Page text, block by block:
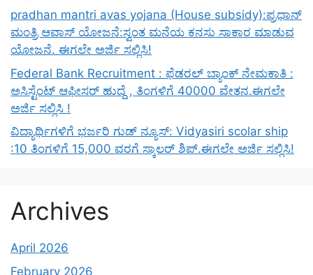
pradhan mantri avas yojana (House subsidy):ಪ್ರಧಾನ್
ಮಂತ್ರಿ ಆವಾಸ್ ಯೋಜನೆ:ಸ್ವಂತ ಮನೆಯ ಕನಸು ಸಾಕಾರ ಮಾಡುವ
ಯೋಜನೆ. ಈಗಲೇ ಅರ್ಜಿ ಸಲ್ಲಿಸಿ!
Federal Bank Recruitment : ಫೆಡರಲ್ ಬ್ಯಾಂಕ್ ನೇಮಕಾತಿ :
ಅಸಿಸ್ಟೆಂಟ್ ಆಫೀಸರ್ ಹುದ್ದೆ , ತಿಂಗಳಿಗೆ 40000 ವೇತನ.ಈಗಲೇ
ಅರ್ಜಿ ಸಲ್ಲಿಸಿ !
ವಿದ್ಯಾರ್ಥಿಗಳಿಗೆ ಭರ್ಜರಿ ಗುಡ್ ನ್ಯೂಸ್: Vidyasiri scolar ship
:10 ತಿಂಗಳಿಗೆ 15,000 ವರಗೆ ಸ್ಕಾಲರ್ ಶಿಪ್.ಈಗಲೇ ಅರ್ಜಿ ಸಲ್ಲಿಸಿ!
Archives
April 2026
February 2026